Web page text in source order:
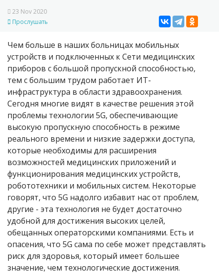
23 Nov 2020
Прослушать
Чем больше в наших больницах мобильных
устройств и подключенных к Сети медицинских
приборов с большой пропускной способностью,
тем с большим трудом работает ИТ-
инфраструктура в области здравоохранения.
Сегодня многие видят в качестве решения этой
проблемы технологии 5G, обеспечивающие
высокую пропускную способность в режиме
реального времени и низкие задержки доступа,
которые необходимы для расширения
возможностей медицинских приложений и
функционирования медицинских устройств,
робототехники и мобильных систем. Некоторые
говорят, что 5G надолго избавит нас от проблем,
другие - эта технология не будет достаточно
удобной для достижения высоких целей,
обещанных операторскими компаниями. Есть и
опасения, что 5G сама по себе может представлять
риск для здоровья, который имеет большее
значение, чем технологические достижения.